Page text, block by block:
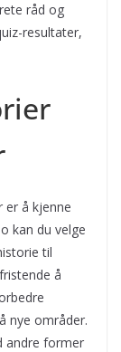
råd og
resultater,
er å kjenne
kan du velge
til
å
nye områder.
andre former